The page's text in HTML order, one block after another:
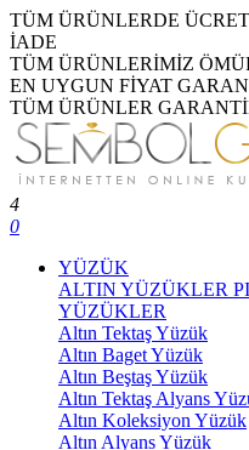
TÜM ÜRÜNLERDE
İADE
TÜM ÜRÜNLERİMİZ
EN UYGUN FİYAT
TÜM ÜRÜNLER
4
0
YÜZÜK
ALTIN YÜZÜKLER
YÜZÜKLER
Altın Tektaş Yüzük
Altın Baget Yüzük
Altın Beştaş Yüzük
Altın Tektaş Alyans
Altın Koleksiyon Yüzük
Altın Alyans Yüzük